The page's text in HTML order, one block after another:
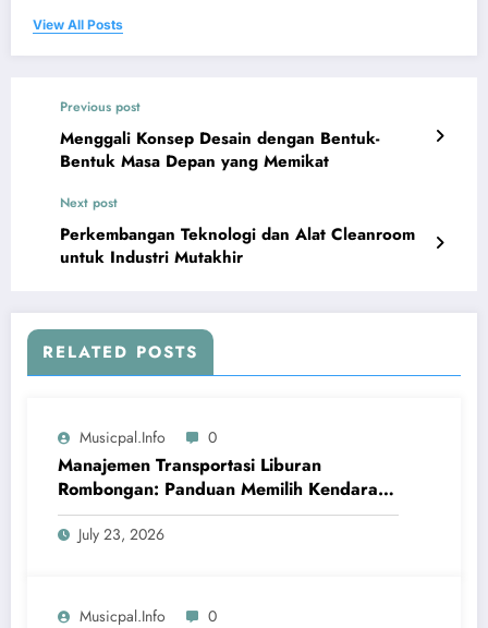
View All Posts
Previous post
Menggali Konsep Desain dengan Bentuk-
Bentuk Masa Depan yang Memikat
Next post
Perkembangan Teknologi dan Alat Cleanroom
untuk Industri Mutakhir
RELATED POSTS
Musicpal.info 0
Manajemen Transportasi Liburan
Rombongan: Panduan Memilih Kendaraan
MPV dan Paket Petualangan Bahari
July 23, 2026
Musicpal.info 0